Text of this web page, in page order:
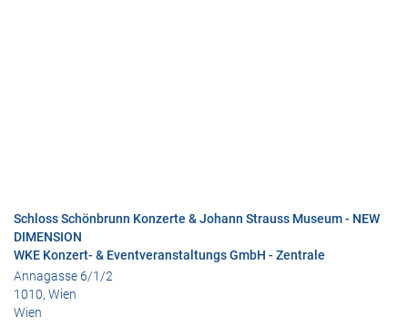
Schloss Schönbrunn Konzerte & Johann Strauss Museum - NEW
DIMENSION
WKE Konzert- & Eventveranstaltungs GmbH - Zentrale
Annagasse 6/1/2
1010, Wien
Wien